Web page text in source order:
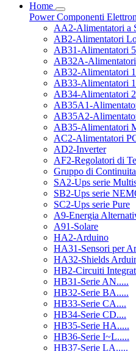
Home
PowerComponenti
AA2-Alimentatori a
AB2-Alimentatori
AB31-Alimentatori
AB32A-
AB32-Alimentatori
AB33-Alimentatori
AB34-Alimentatori
AB35A1-
AB35A2-
AB35-Alimentatori
AC2-Alimentatori
AD2-Inverter
AF2-Regolatori di
Gruppo di
SA2-Ups serie
SB2-Ups serie
SC2-Ups serie Pure
A9-Energia
A91-Solare
HA2-Arduino
HA31-Sensori per
HA32-Shields
HB2-Circuiti
HB31-Serie AN.....
HB32-Serie BA.....
HB33-Serie CA....
HB34-Serie CD....
HB35-Serie HA.....
HB36-Serie I~L.....
HB37-Serie LA.....